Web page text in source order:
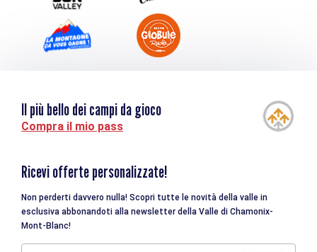
Il più bello dei campi da gioco
Compra il mio pass
Ricevi offerte personalizzate!
Non perderti davvero nulla! Scopri tutte le novità della valle in
esclusiva abbonandoti alla newsletter della Valle di Chamonix-
Mont-Blanc!